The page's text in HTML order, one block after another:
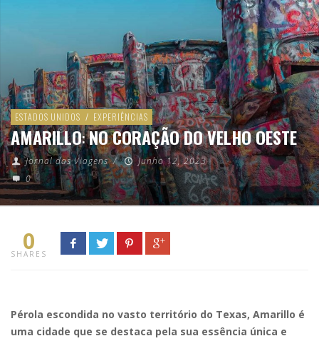
ESTADOS UNIDOS / EXPERIÊNCIAS
AMARILLO:NO CORAÇÃO DO VELHO OESTE
Jornal das Viagens /
Junho 12, 2023
0
0
SHARES
Pérola escondida no vasto território do Texas, Amarillo é
uma cidade que se destaca pela sua essência única e